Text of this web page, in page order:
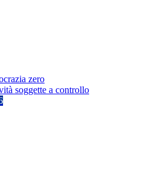
zero
soggette a controllo